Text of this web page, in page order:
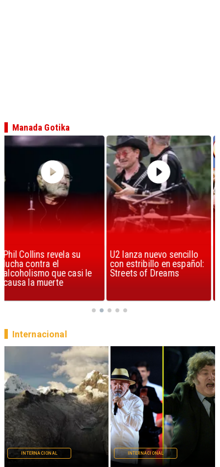
U2 lanza nuevo sencillo
con estribillo en español:
Streets of Dreams
“Africa” de Toto es
considerada la mejor
canción, según la ciencia
Manada Gotika
INTERNACIONAL INTERNACIONAL
Internacional